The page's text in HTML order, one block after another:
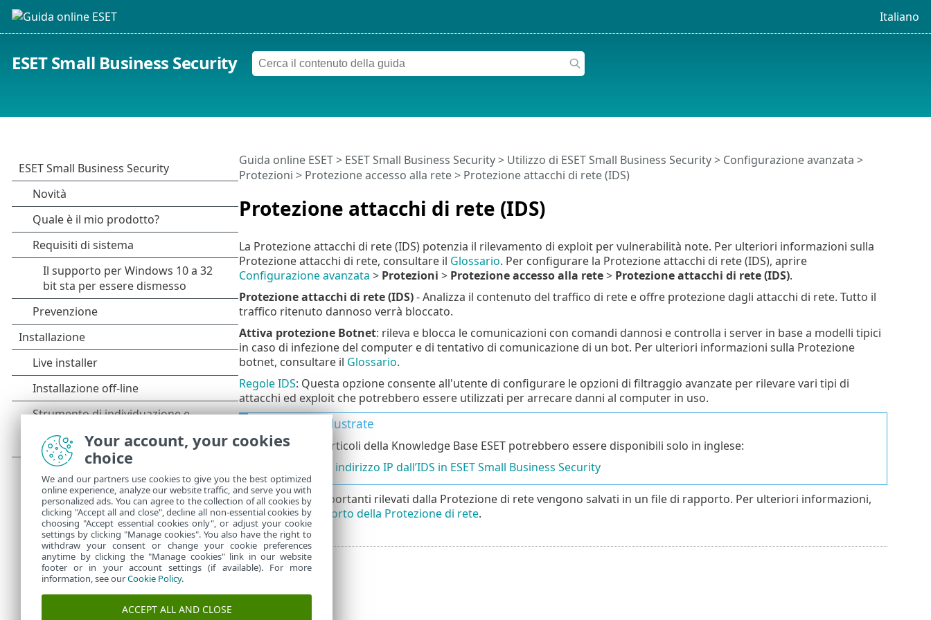
Italiano
ESET Small Business Security
Protezione attacchi di rete (IDS)
Guida online ESET> ESET Small Business Security> Utilizzo di ESET Small Business Security> Configurazione avanzata >
Protezioni > Protezione accesso alla rete> Protezione attacchi di rete (IDS)
La Protezione attacchi di rete (IDS) potenzia il rilevamento di exploit per vulnerabilità note. Per ulteriori informazioni sulla
Protezione attacchi di rete, consultare il Glossario. Per configurare la Protezione attacchi di rete (IDS), aprire
Configurazione avanzata > Protezioni > Protezione accesso alla rete> Protezione attacchi di rete (IDS).
Protezione attacchi di rete (IDS)- Analizza il contenuto del traffico di rete e offre protezione dagli attacchi di rete. Tutto il
traffico ritenuto dannoso verrà bloccato.
Attiva protezione Botnet: rileva e blocca le comunicazioni con comandi dannosi e controlla i server in base a modelli tipici
in caso di infezione del computer e di tentativo di comunicazione di un bot. Per ulteriori informazioni sulla Protezione
botnet, consultare il Glossario.
Regole IDS: Questa opzione consente all'utente di configurare le opzioni di filtraggio avanzate per rilevare vari tipi di
attacchi ed exploit che potrebbero essere utilizzati per arrecare danni al computer in uso.
Istruzioni illustrate
I seguenti articoli della Knowledge Base ESET potrebbero essere disponibili solo in inglese:
Escludi un indirizzo IP dall’IDS in ESET Small Business Security
Tutti gli eventi importanti rilevati dalla Protezione di rete vengono salvati in un file di rapporto. Per ulteriori informazioni,
consultare ilrapporto della Protezione di rete.
Your account, your cookies
choice
We and our partners use cookies to give you the best optimized
online experience, analyze our website traffic, and serve you with
personalized ads. You can agree to the collection of all cookies by
clicking "Accept all and close", decline all non-essential cookies by
choosing "Accept essential cookies only", or adjust your cookie
settings by clicking "Manage cookies". You also have the right to
withdraw your consent or change your cookie preferences
anytime by clicking the "Manage cookies" link in our website
footer or in your account settings (if available). For more
information, see ourCookie Policy.
ACCEPT ALL AND CLOSE